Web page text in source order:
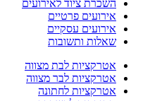
השכרת ציוד לאירועים
אירועים פרטיים
אירועים עסקיים
שאלות ותשובות
אטרקציות לבת מצווה
אטרקציות לבר מצווה
אטרקציות לחתונה